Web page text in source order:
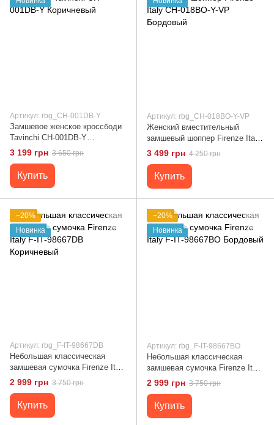
Артикул: rbg_CH-001DB-Y
Замшевое женское кроссбоди
Tavinchi CH-001DB-Y
Коричневый
3 199 грн 3 650 грн
Купить
Артикул: rbg_CH-018BO-Y-VP
Женский вместительный
замшевый шоппер Firenze Italy
CH-018BO-Y-VP Бордовый
3 499 грн 4 250 грн
Купить
−20%
Новинка
Артикул: rbg_F-IT-98667DB
Небольшая классическая
замшевая сумочка Firenze Italy
F-IT-98667DB Коричневый
2 999 грн 3 750 грн
Купить
−20%
Новинка
Артикул: rbg_F-IT-98667BO
Небольшая классическая
замшевая сумочка Firenze Italy
F-IT-98667BO Бордовый
2 999 грн 3 750 грн
Купить